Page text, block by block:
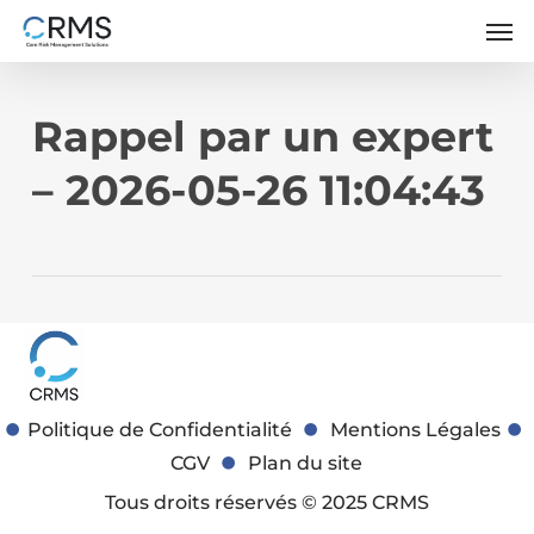
Skip
Rappel par un expert
– 2026-05-26 11:04:43
Politique de Confidentialité
Mentions Légales
CGV
Plan du site
Tous droits réservés © 2025 CRMS